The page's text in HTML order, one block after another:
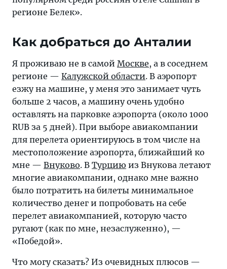
регионе Белек».
Как добраться до Анталии
Я проживаю не в самой Москве, а в соседнем
регионе — Калужской области. В аэропорт
езжу на машине, у меня это занимает чуть
больше 2 часов, а машину очень удобно
оставлять на парковке аэропорта (около 1000
RUB за 5 дней). При выборе авиакомпании
для перелета ориентируюсь в том числе на
местоположение аэропорта, ближайший ко
мне — Внуково. В Турцию из Внукова летают
многие авиакомпании, однако мне важно
было потратить на билеты минимальное
количество денег и попробовать на себе
перелет авиакомпанией, которую часто
ругают (как по мне, незаслуженно), —
«Победой».
Что могу сказать? Из очевидных плюсов —